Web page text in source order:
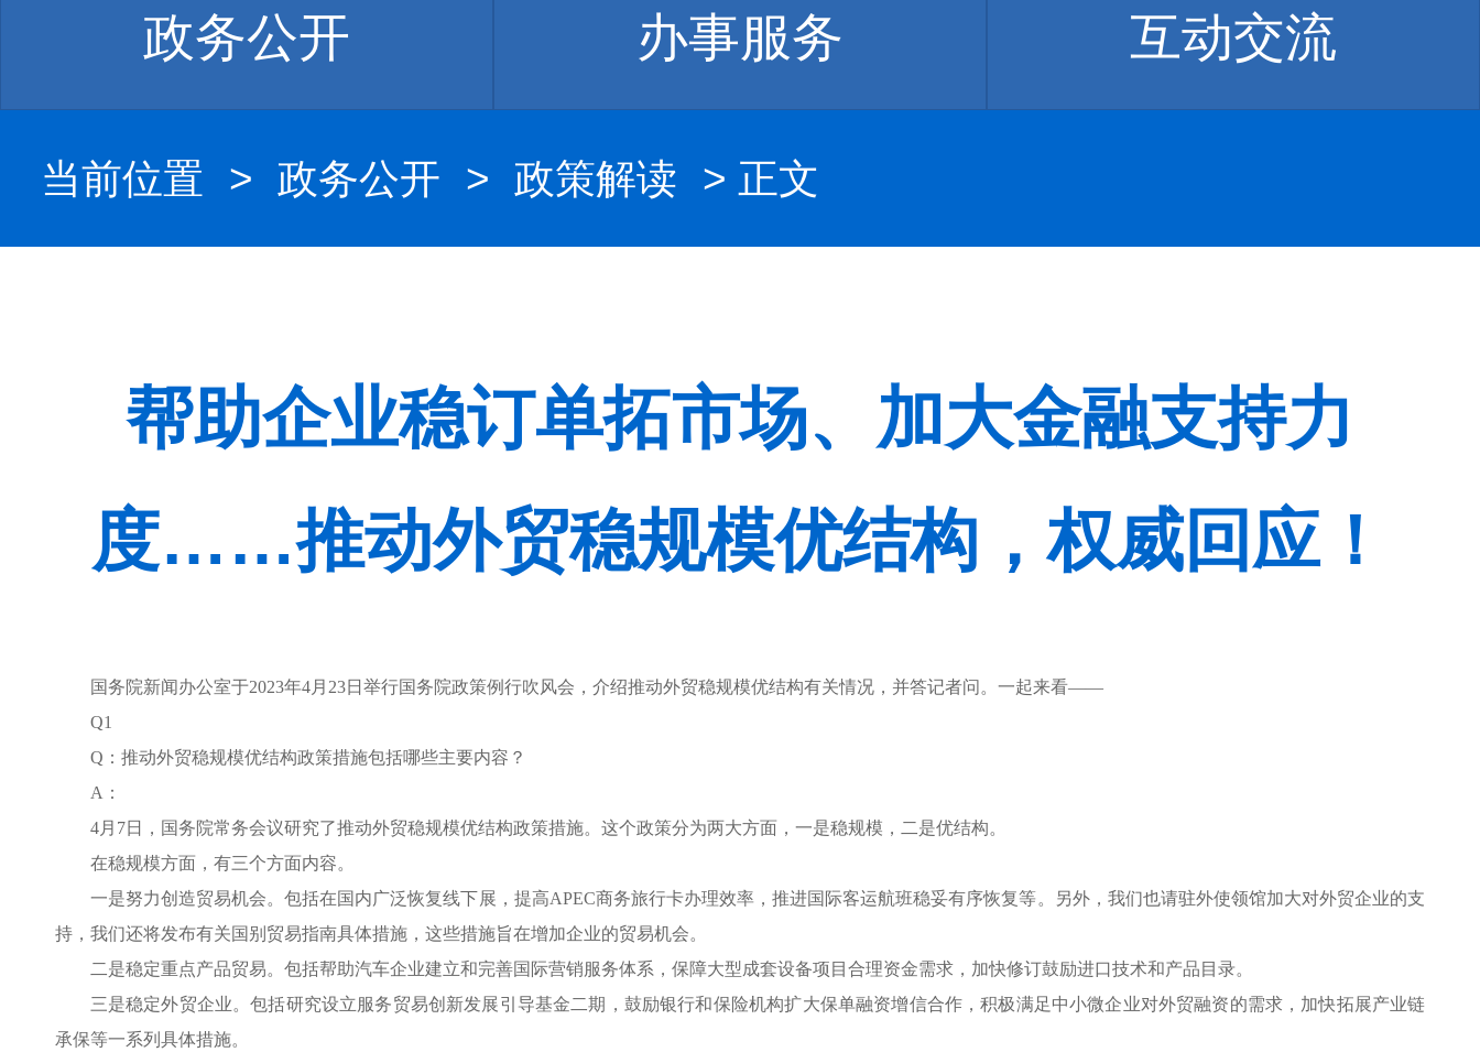
政务公开 办事服务 互动交流
当前位置 > 政务公开 > 政策解读 > 正文
帮助企业稳订单拓市场、加大金融支持力
度……推动外贸稳规模优结构，权威回应！
国务院新闻办公室于2023年4月23日举行国务院政策例行吹风会，介绍推动外贸稳规模优结构有关情况，并答记者问。一起来看——
Q1
Q：推动外贸稳规模优结构政策措施包括哪些主要内容？
A：
4月7日，国务院常务会议研究了推动外贸稳规模优结构政策措施。这个政策分为两大方面，一是稳规模，二是优结构。
在稳规模方面，有三个方面内容。
一是努力创造贸易机会。包括在国内广泛恢复线下展，提高APEC商务旅行卡办理效率，推进国际客运航班稳妥有序恢复等。另外，我们也请驻外使领馆加大对外贸企业的支
持，我们还将发布有关国别贸易指南具体措施，这些措施旨在增加企业的贸易机会。
二是稳定重点产品贸易。包括帮助汽车企业建立和完善国际营销服务体系，保障大型成套设备项目合理资金需求，加快修订鼓励进口技术和产品目录。
三是稳定外贸企业。包括研究设立服务贸易创新发展引导基金二期，鼓励银行和保险机构扩大保单融资增信合作，积极满足中小微企业对外贸融资的需求，加快拓展产业链
承保等一系列具体措施。